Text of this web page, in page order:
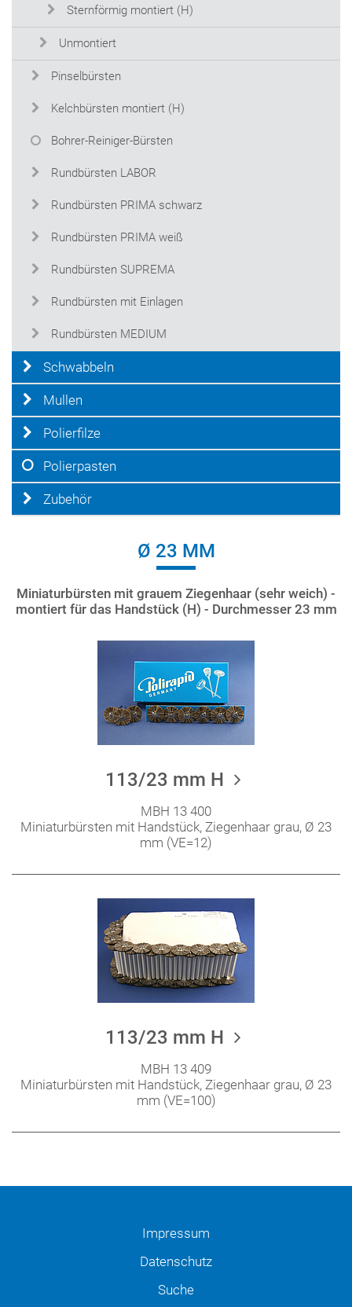
Sternförmig montiert (H)
Unmontiert
Pinselbürsten
Kelchbürsten montiert (H)
Bohrer-Reiniger-Bürsten
Rundbürsten LABOR
Rundbürsten PRIMA schwarz
Rundbürsten PRIMA weiß
Rundbürsten SUPREMA
Rundbürsten mit Einlagen
Rundbürsten MEDIUM
Schwabbeln
Mullen
Polierfilze
Polierpasten
Zubehör
Ø 23 MM
Miniaturbürsten mit grauem Ziegenhaar (sehr weich) -
montiert für das Handstück (H) - Durchmesser 23 mm
113/23 mm H
MBH 13 400
Miniaturbürsten mit Handstück, Ziegenhaar grau, Ø 23
mm (VE=12)
113/23 mm H
MBH 13 409
Miniaturbürsten mit Handstück, Ziegenhaar grau, Ø 23
mm (VE=100)
Impressum
Datenschutz
Suche